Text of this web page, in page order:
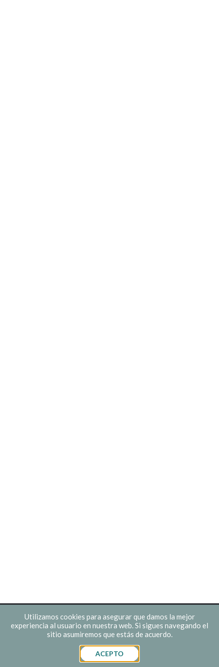
Utilizamos cookies para asegurar que damos la mejor
experiencia al usuario en nuestra web. Si sigues navegando el
sitio asumiremos que estás de acuerdo.
ACEPTO
TELÉFONO WHATSAPP PODCAST
REDES